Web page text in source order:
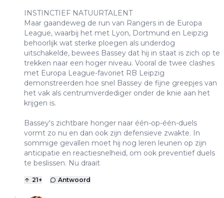
INSTINCTIEF NATUURTALENT
Maar gaandeweg de run van Rangers in de Europa
League, waarbij het met Lyon, Dortmund en Leipzig
behoorlijk wat sterke ploegen als underdog
uitschakelde, bewees Bassey dat hij in staat is zich op te
trekken naar een hoger niveau. Vooral de twee clashes
met Europa League-favoriet RB Leipzig
demonstreerden hoe snel Bassey de fijne greepjes van
het vak als centrumverdediger onder de knie aan het
krijgen is.
Bassey's zichtbare honger naar één-op-één-duels
vormt zo nu en dan ook zijn defensieve zwakte. In
sommige gevallen moet hij nog leren leunen op zijn
anticipatie en reactiesnelheid, om ook preventief duels
te beslissen. Nu draait
21+ Antwoord